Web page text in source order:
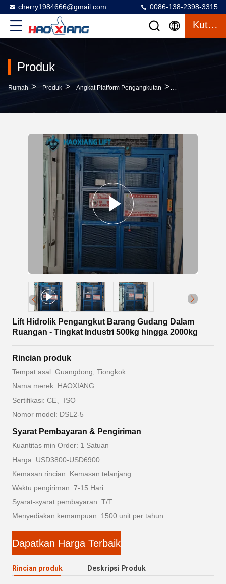
cherry1984666@gmail.com 0086-138-2398-3315
Kutipan
Produk
Rumah > Produk > Angkat Platform Pengangkutan >
Lift Hidrolik Pengangkut Barang Gudang Dalam
Ruangan - Tingkat Industri 500kg hingga 2000kg
Rincian produk
Tempat asal: Guangdong, Tiongkok
Nama merek: HAOXIANG
Sertifikasi: CE、ISO
Nomor model: DSL2-5
Syarat Pembayaran & Pengiriman
Kuantitas min Order: 1 Satuan
Harga: USD3800-USD6900
Kemasan rincian: Kemasan telanjang
Waktu pengiriman: 7-15 Hari
Syarat-syarat pembayaran: T/T
Menyediakan kemampuan: 1500 unit per tahun
Dapatkan Harga Terbaik
Rincian produk Deskripsi Produk